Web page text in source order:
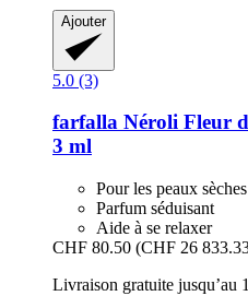
Ajouter
5.0 (3)
farfalla Néroli Fleur
3 ml
Pour les peaux
Parfum séduisant
Aide à se relaxer
CHF 80.50 (CHF 26
Livraison gratuite jusqu’au